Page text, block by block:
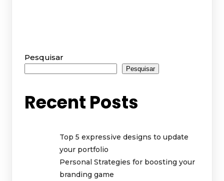
Pesquisar
Pesquisar
Recent Posts
Top 5 expressive designs to update
your portfolio
Personal Strategies for boosting your
branding game